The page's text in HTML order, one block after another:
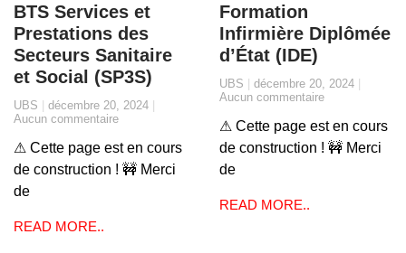
BTS Services et
Prestations des
Secteurs Sanitaire
et Social (SP3S)
UBS
décembre 20, 2024
Aucun commentaire
⚠ Cette page est en cours
de construction ! 🚧 Merci
de
READ MORE..
Formation
Infirmière Diplômée
d’État (IDE)
UBS
décembre 20, 2024
Aucun commentaire
⚠ Cette page est en cours
de construction ! 🚧 Merci
de
READ MORE..